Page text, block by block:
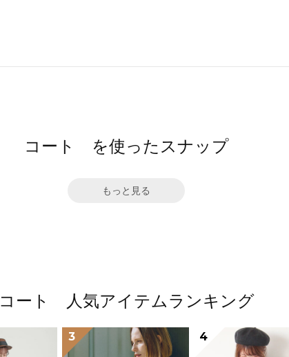
コート を使ったスナップ
もっと見る
コート 人気アイテムランキング
3 4